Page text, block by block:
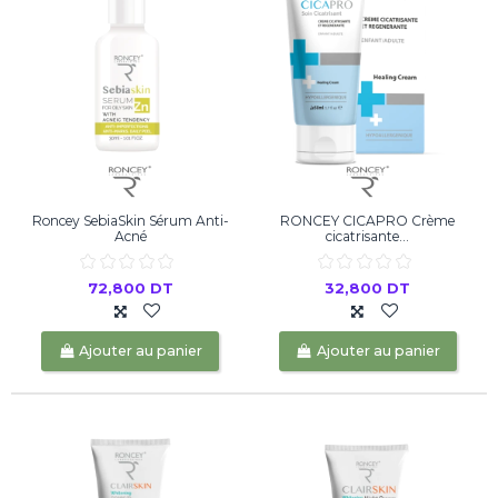
Roncey SebiaSkin Sérum Anti-
Acné
72,800 DT
Ajouter au panier
RONCEY CICAPRO Crème
cicatrisante...
32,800 DT
Ajouter au panier